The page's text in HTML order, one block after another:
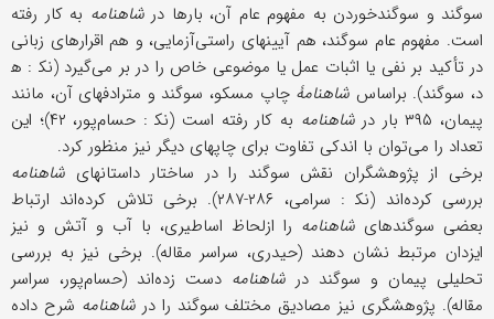
سوگند و سوگندخوردن به مفهوم عام آن، بارها درشاهنامه به کار رفته
است. مفهوم عام سوگند، هم آیینهای راستی‌آزمایی، و هم اقرارهای زبانی
در تأکید بر نفی یا اثبات عمل یا موضوعی خاص را در بر می‌گیرد (نک‍ : ه‍
د، سوگند). براساس شاهنامۀچاپ مسکو، سوگند و مترادفهای آن، مانند
پیمان، ۳۹۵ بار در
شاهنامه
به کار رفته است (نک‍ : حسام‌پور، ۴۲)؛ این
تعداد را می‌توان با اندکی تفاوت برای چاپهای دیگر نیز منظور کرد.
برخی از پژوهشگران نقش سوگند را در ساختار داستانهای شاهنامه
بررسی کرده‌اند (نک‍ : سرامی، ۲۸۶-۲۸۷). برخی تلاش کرده‌اند ارتباط
بعضی سوگندهای شاهنامه را ازلحاظ اساطیری، با آب و آتش و نیز
ایزدان مرتبط نشان دهند (حیدری، سراسر مقاله). برخی نیز به بررسی
تحلیلی پیمان و سوگند در شاهنامه دست زده‌اند (حسام‌پور، سراسر
مقاله). پژوهشگری نیز مصادیق مختلف سوگند را درشاهنامه شرح داده